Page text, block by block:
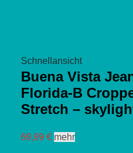
Schnellansicht
Buena Vista
Florida-B
Stretch –
69,99 € mehrDieses